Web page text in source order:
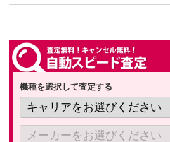
機種を選択して査定する